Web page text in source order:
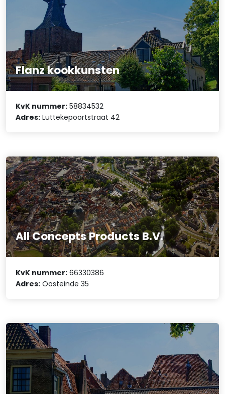
Flanz kookkunsten
KvK nummer: 58834532
Adres: Luttekepoortstraat 42
All Concepts Products B.V.
KvK nummer: 66330386
Adres: Oosteinde 35